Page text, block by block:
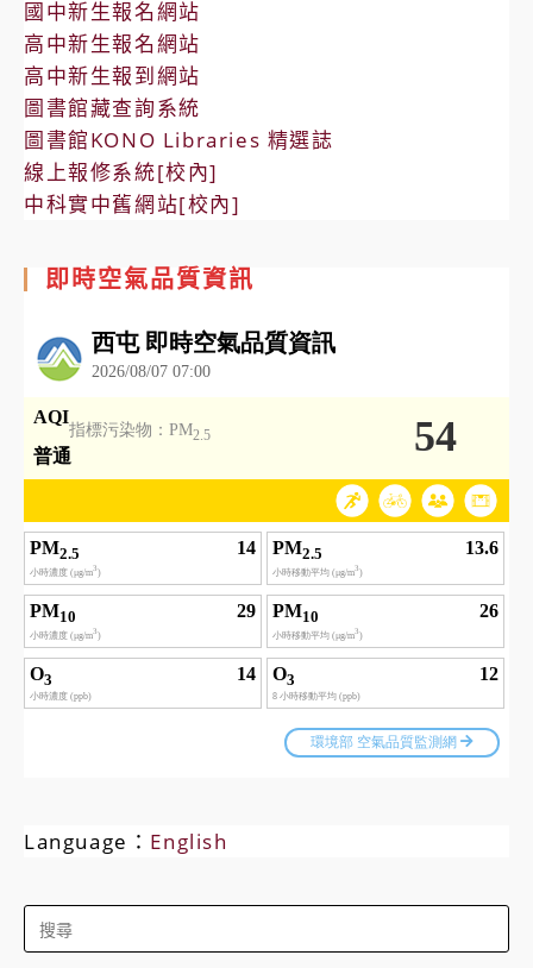
國中新生報名網站
高中新生報名網站
高中新生報到網站
圖書館藏查詢系統
圖書館KONO Libraries 精選誌
線上報修系統[校內]
中科實中舊網站[校內]
即時空氣品質資訊
Language： English
Search
for: